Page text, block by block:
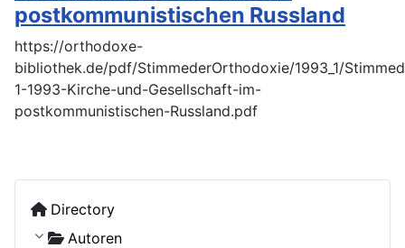
Directory
Autoren
postkommunistischen Russland
https://orthodoxe-
bibliothek.de/pdf/StimmederOrthodoxie/1993_1/
1-1993-Kirche-und-Gesellschaft-im-
postkommunistischen-Russland.pdf